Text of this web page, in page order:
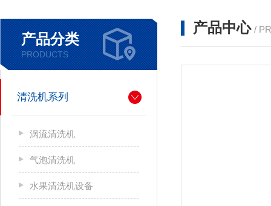
产品分类
PRODUCTS
清洗机系列
涡流清洗机
气泡清洗机
水果清洗机设备
产品中心 /